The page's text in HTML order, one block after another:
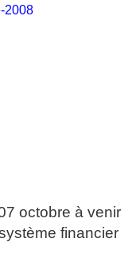
2008
octobre à venir
financier